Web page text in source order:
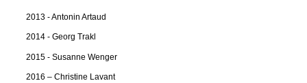
2013 - Antonin Artaud
2014 - Georg Trakl
2015 - Susanne Wenger
2016 – Christine Lavant